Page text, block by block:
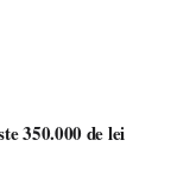
350.000 de lei